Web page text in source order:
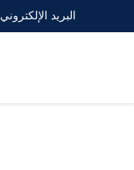
البريد الإلكتروني liberty@cutter-spareparts.com